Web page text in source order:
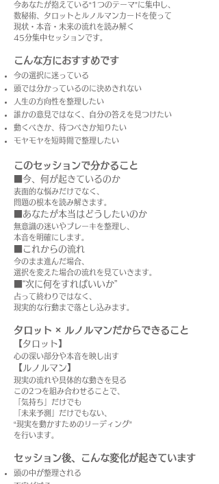
今あなたが抱えている“1つのテーマ”に集中し、
数秘術、タロットとルノルマンカードを使って
現状・本音・未来の流れを読み解く
45分集中セッションです。
こんな方におすすめです
今の選択に迷っている
頭では分かっているのに決めきれない
人生の方向性を整理したい
誰かの意見ではなく、自分の答えを見つけたい
動くべきか、待つべきか知りたい
モヤモヤを短時間で整理したい
このセッションで分かること
■今、何が起きているのか
表面的な悩みだけでなく、
問題の根本を読み解きます。
■あなたが本当はどうしたいのか
無意識の迷いやブレーキを整理し、
本音を明確にします。
■これからの流れ
今のまま進んだ場合、
選択を変えた場合の流れを見ていきます。
■“次に何をすればいいか”
占って終わりではなく、
現実的な行動まで落とし込みます。
タロット × ルノルマンだからできること
【タロット】
心の深い部分や本音を映し出す
【ルノルマン】
現実の流れや具体的な動きを見る
この2つを組み合わせることで、
「気持ち」だけでも
「未来予測」だけでもない、
“現実を動かすためのリーディング”
を行います。
セッション後、こんな変化が起きています
頭の中が整理される